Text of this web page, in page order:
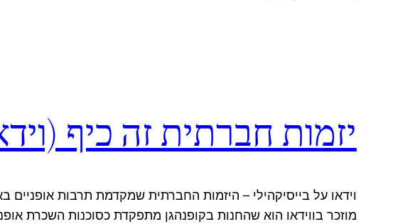
יזמות חברתית זה כיף
וידאו על בייסיקהילי – היזמות החברתית שמקדמת תרבות
מוזכר בווידאו הוא שהחנות בקופנהגן מתפקדת כסוכנות השכרת